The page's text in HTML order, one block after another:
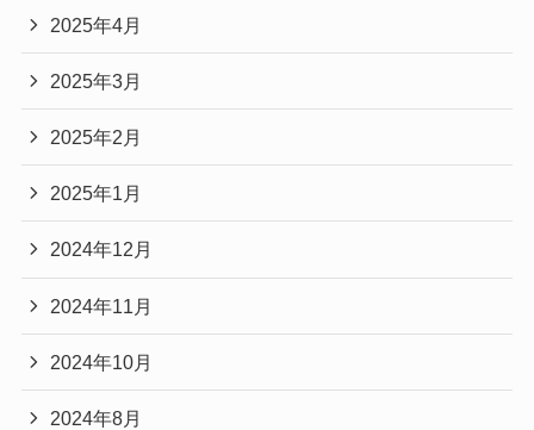
2025年4月
2025年3月
2025年2月
2025年1月
2024年12月
2024年11月
2024年10月
2024年8月